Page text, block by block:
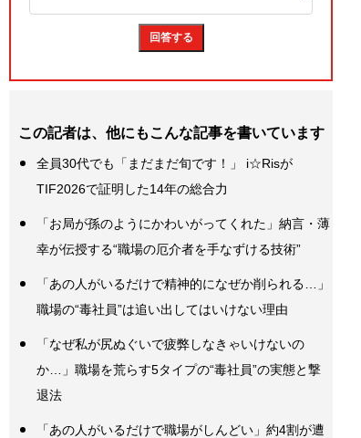
この記者は、他にもこんな記事を書いています
全員30代でも「まだまだ旬です！」 i☆Risが
TIF2026で証明した14年の総合力
「お局が孫のようにかわいがってくれた」納言・薄
幸が伝授する“職場の厄介者を手なずける技術”
「あの人がいるだけで精神的になぜか削られる…」
職場の“毒社員”は追い出してはいけない理由
「なぜ私が尻ぬぐいで疲弊しなきゃいけないの
か…」職場を荒らす5タイプの“毒社員”の実態と撃
退法
「あの人がいるだけで職場がしんどい」約4割が遭